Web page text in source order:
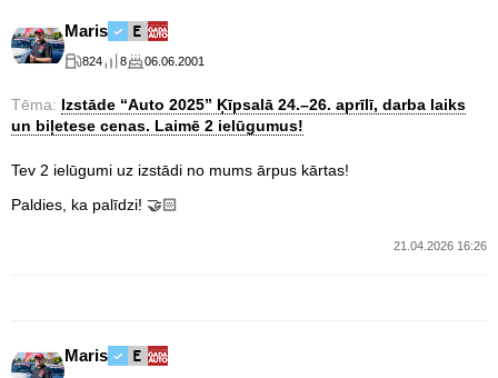
Maris
824 8 06.06.2001
Tēma: Izstāde “Auto 2025” Ķīpsalā 24.–26. aprīlī, darba laiks
un biļetese cenas. Laimē 2 ielūgumus!
Tev 2 ielūgumi uz izstādi no mums ārpus kārtas!
Paldies, ka palīdzi! 🤝🏻
21.04.2026 16:26
Maris